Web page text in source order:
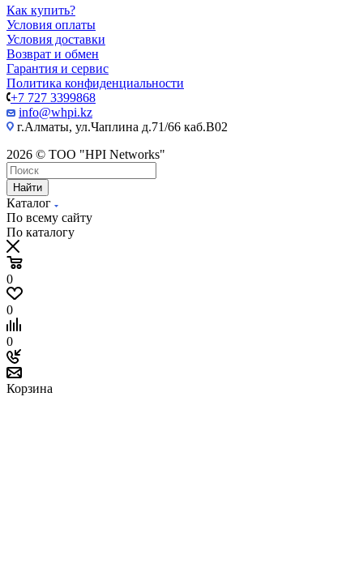
Как купить?
Условия оплаты
Условия доставки
Возврат и обмен
Гарантия и сервис
Политика конфиденциальности
+7 727 3399868
info@whpi.kz
г.Алматы, ул.Чаплина д.71/66 каб.B02
2026 © ТОО "HPI Networks"
Найти
Каталог
По всему сайту
По каталогу
0
0
0
Корзина